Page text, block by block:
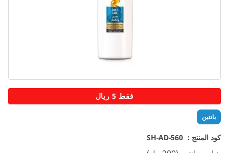
بانتين
كود المنتج : SH-AD-560
تخطي
إلى
بداية
معرض
الصور
فقط 5 ريال